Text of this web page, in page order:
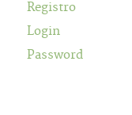
Registro
Login
Password